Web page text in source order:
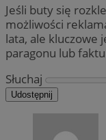
Jeśli buty się
możliwości
lata, ale kluczowe
paragonu lub
Słuchaj
Udostępnij